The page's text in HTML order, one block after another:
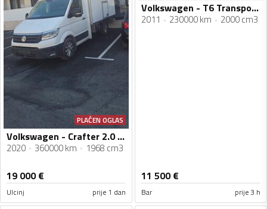
PLAĆEN OGLAS
Volkswagen - Crafter 2.0 TDI 177 ks
2020 360000 km 1968 cm3
19 000€
Ulcinj prije 1 dan
Volkswagen - T6 Transporter
2011 230000 km 2000 cm3
11 500€
Bar prije 3 h